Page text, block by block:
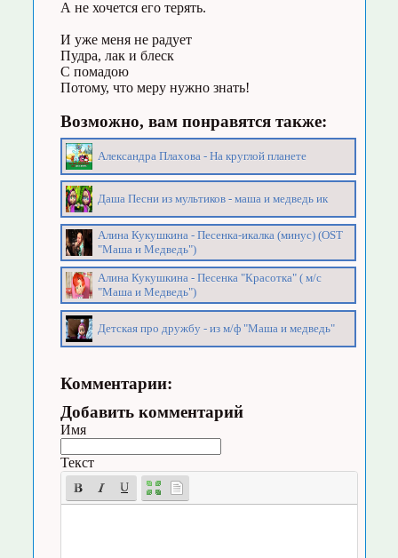
А не хочется его терять.
И уже меня не радует
Пудра, лак и блеск
С помадою
Потому, что меру нужно знать!
Возможно, вам понравятся также:
Александра Плахова - На круглой планете
Даша Песни из мультиков - маша и медведь ик
Алина Кукушкина - Песенка-икалка (минус) (OST
"Маша и Медведь")
Алина Кукушкина - Песенка "Красотка" ( м/с
"Маша и Медведь")
Детская про дружбу - из м/ф "Маша и медведь"
Комментарии:
Добавить комментарий
Имя
Текст